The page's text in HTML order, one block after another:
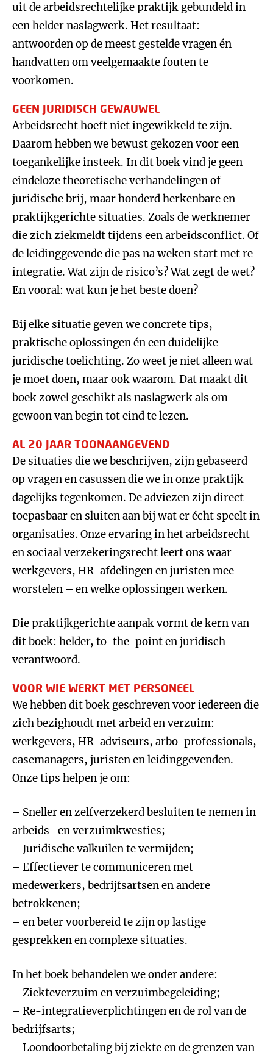
uit de arbeidsrechtelijke praktijk gebundeld in
een helder naslagwerk. Het resultaat:
antwoorden op de meest gestelde vragen én
handvatten om veelgemaakte fouten te
voorkomen.
GEEN JURIDISCH GEWAUWEL
Arbeidsrecht hoeft niet ingewikkeld te zijn.
Daarom hebben we bewust gekozen voor een
toegankelijke insteek. In dit boek vind je geen
eindeloze theoretische verhandelingen of
juridische brij, maar honderd herkenbare en
praktijkgerichte situaties. Zoals de werknemer
die zich ziekmeldt tijdens een arbeidsconflict. Of
de leidinggevende die pas na weken start met re-
integratie. Wat zijn de risico’s? Wat zegt de wet?
En vooral: wat kun je het beste doen?
Bij elke situatie geven we concrete tips,
praktische oplossingen én een duidelijke
juridische toelichting. Zo weet je niet alleen wat
je moet doen, maar ook waarom. Dat maakt dit
boek zowel geschikt als naslagwerk als om
gewoon van begin tot eind te lezen.
AL 20 JAAR TOONAANGEVEND
De situaties die we beschrijven, zijn gebaseerd
op vragen en casussen die we in onze praktijk
dagelijks tegenkomen. De adviezen zijn direct
toepasbaar en sluiten aan bij wat er écht speelt in
organisaties. Onze ervaring in het arbeidsrecht
en sociaal verzekeringsrecht leert ons waar
werkgevers, HR-afdelingen en juristen mee
worstelen – en welke oplossingen werken.
Die praktijkgerichte aanpak vormt de kern van
dit boek: helder, to-the-point en juridisch
verantwoord.
VOOR WIE WERKT MET PERSONEEL
We hebben dit boek geschreven voor iedereen die
zich bezighoudt met arbeid en verzuim:
werkgevers, HR-adviseurs, arbo-professionals,
casemanagers, juristen en leidinggevenden.
Onze tips helpen je om:
– Sneller en zelfverzekerd besluiten te nemen in
arbeids- en verzuimkwesties;
– Juridische valkuilen te vermijden;
– Effectiever te communiceren met
medewerkers, bedrijfsartsen en andere
betrokkenen;
– en beter voorbereid te zijn op lastige
gesprekken en complexe situaties.
In het boek behandelen we onder andere:
– Ziekteverzuim en verzuimbegeleiding;
– Re-integratieverplichtingen en de rol van de
bedrijfsarts;
– Loondoorbetaling bij ziekte en de grenzen van